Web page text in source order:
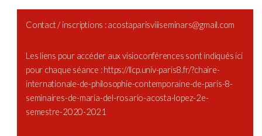
Contact / inscriptions : acostaparisviiiseminars@gmail.com
Les liens pour accéder aux visioconférences sont indiqués ici
pour chaque séance :https://llcp.univ-paris8.fr/?chaire-
internationale-de-philosophie-contemporaine-de-paris-8-
seminaires-de-maria-del-rosario-acosta-lopez-2e-
semestre-2020-2021